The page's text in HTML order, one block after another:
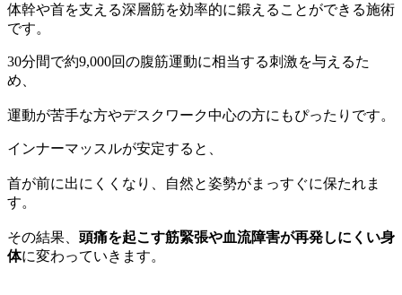
体幹や首を支える深層筋を効率的に鍛えることができる施術
です。
30分間で約9,000回の腹筋運動に相当する刺激を与えるた
め、
運動が苦手な方やデスクワーク中心の方にもぴったりです。
インナーマッスルが安定すると、
首が前に出にくくなり、自然と姿勢がまっすぐに保たれま
す。
その結果、 頭痛を起こす筋緊張や血流障害が再発しにくい身
体に変わっていきます。